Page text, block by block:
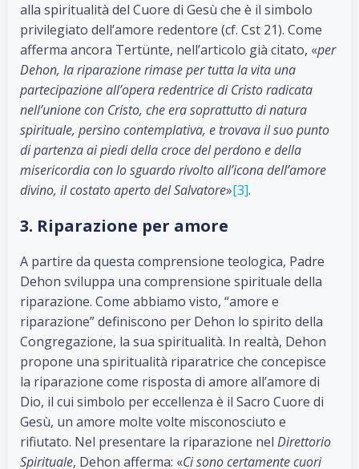
alla spiritualità del Cuore di Gesù che è il simbolo
privilegiato dell’amore redentore (cf. Cst 21). Come
afferma ancora Tertünte, nell’articolo già citato, «per
Dehon, la riparazione rimase per tutta la vita una
partecipazione all’opera redentrice di Cristo radicata
nell’unione con Cristo, che era soprattutto di natura
spirituale, persino contemplativa, e trovava il suo punto
di partenza ai piedi della croce del perdono e della
misericordia con lo sguardo rivolto all’icona dell’amore
divino, il costato aperto del Salvatore»[3].
3. Riparazione per amore
A partire da questa comprensione teologica, Padre
Dehon sviluppa una comprensione spirituale della
riparazione. Come abbiamo visto, “amore e
riparazione” definiscono per Dehon lo spirito della
Congregazione, la sua spiritualità. In realtà, Dehon
propone una spiritualità riparatrice che concepisce
la riparazione come risposta di amore all’amore di
Dio, il cui simbolo per eccellenza è il Sacro Cuore di
Gesù, un amore molte volte misconosciuto e
rifiutato. Nel presentare la riparazione nel Direttorio
Spirituale, Dehon afferma: «Ci sono certamente cuori